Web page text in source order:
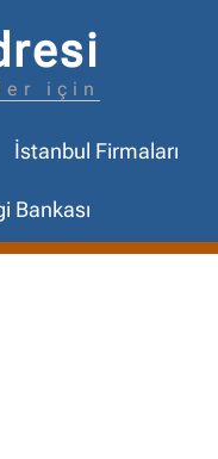
için
İstanbul Firmaları
Bankası